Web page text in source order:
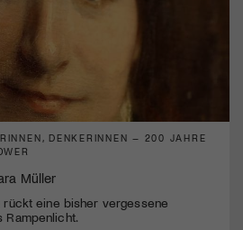
DENKERINNEN – 200 JAHRE
Müller
rückt eine bisher vergessene
Rampenlicht.